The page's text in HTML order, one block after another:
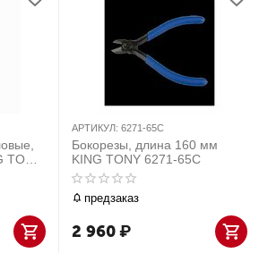
АРТИКУЛ: 6271-65C
Бокорезы, длина 160 мм
KING TONY 6271-65C
предзаказ
2 960₽